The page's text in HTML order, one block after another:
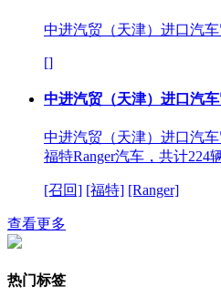
中进汽贸（天津）进口汽
[]
中进汽贸（天津）进口汽
中进汽贸（天津）进口汽
福特Ranger汽车，共计224辆
[召回] [福特] [Ranger]
查看更多
热门标签